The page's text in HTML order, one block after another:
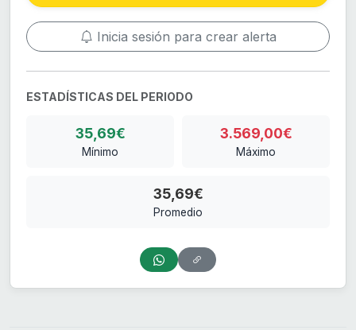
Inicia sesión para crear alerta
ESTADÍSTICAS DEL PERIODO
35,69€
Mínimo
3.569,00€
Máximo
35,69€
Promedio